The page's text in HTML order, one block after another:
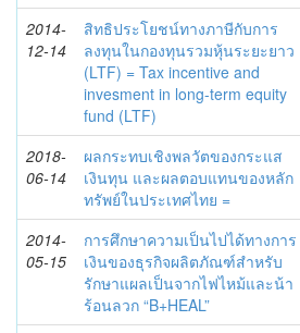
2014-
12-14
สิทธิประโยชน์ทางภาษีกับการ
ลงทุนในกองทุนรวมหุ้นระยะยาว
(LTF) = Tax incentive and
invesment in long-term equity
fund (LTF)
2018-
06-14
ผลกระทบเชิงพลวัตของกระแส
เงินทุน และผลตอบแทนของหลัก
ทรัพย์ในประเทศไทย =
2014-
05-15
การศึกษาความเป็นไปได้ทางการ
เงินของธุรกิจผลิตภัณฑ์สำหรับ
รักษาแผลเป็นจากไฟไหม้และน้า
ร้อนลวก “B+HEAL”